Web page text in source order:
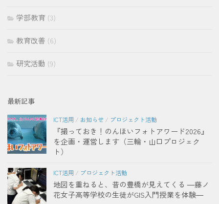
学部教育 (3)
教育改善 (6)
研究活動 (9)
最新記事
ICT活用 / お知らせ / プロジェクト活動
『撮っておき！のんほいフォトアワード2026』
を企画・運営します（三輪・山口プロジェク
ト）
ICT活用 / プロジェクト活動
地図を重ねると、昔の豊橋が見えてくる ―藤ノ
花女子高等学校の生徒がGIS入門授業を体験―